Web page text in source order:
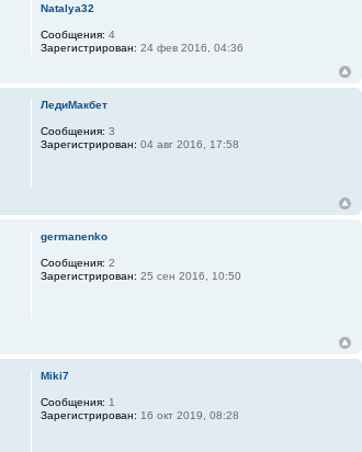
Natalya32
Сообщения: 4
Зарегистрирован: 24 фев 2016, 04:36
ЛедиМакбет
Сообщения: 3
Зарегистрирован: 04 авг 2016, 17:58
germanenko
Сообщения: 2
Зарегистрирован: 25 сен 2016, 10:50
Miki7
Сообщения: 1
Зарегистрирован: 16 окт 2019, 08:28